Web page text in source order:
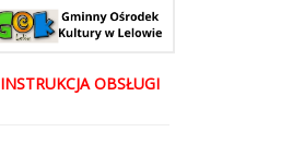
INSTRUKCJA OBSŁUGI